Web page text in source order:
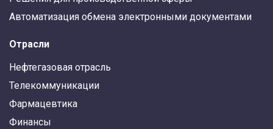
Автоматизация обмена электронными документами
Отрасли
Нефтегазовая отрасль
Телекоммуникации
Фармацевтика
Финансы